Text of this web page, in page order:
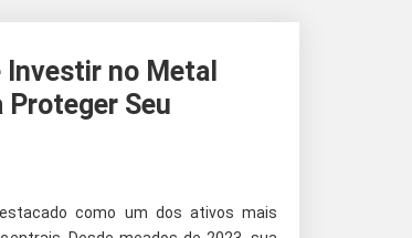
Investir no Metal
Proteger Seu
como um dos ativos mais